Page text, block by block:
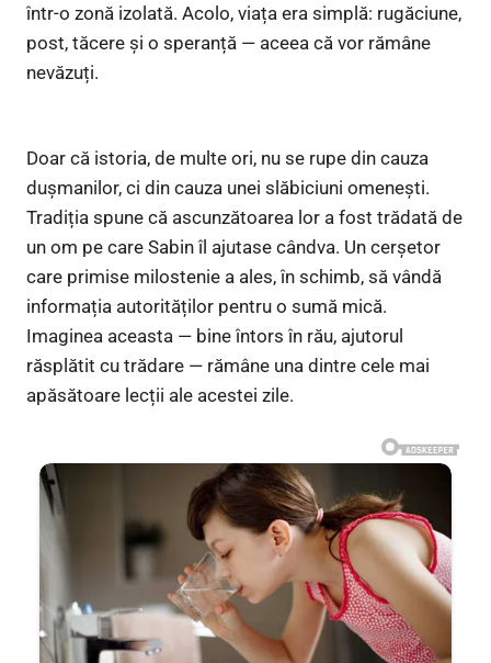
într-o zonă izolată. Acolo, viața era simplă: rugăciune,
post, tăcere și o speranță — aceea că vor rămâne
nevăzuți.
Doar că istoria, de multe ori, nu se rupe din cauza
dușmanilor, ci din cauza unei slăbiciuni omenești.
Tradiția spune că ascunzătoarea lor a fost trădată de
un om pe care Sabin îl ajutase cândva. Un cerșetor
care primise milostenie a ales, în schimb, să vândă
informația autorităților pentru o sumă mică.
Imaginea aceasta — bine întors în rău, ajutorul
răsplătit cu trădare — rămâne una dintre cele mai
apăsătoare lecții ale acestei zile.